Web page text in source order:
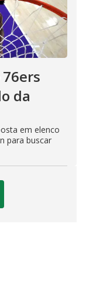
76ers
da
em elenco
para buscar